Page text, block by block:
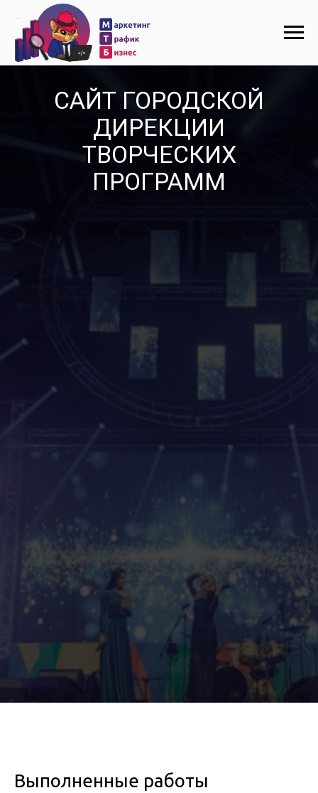
САЙТ ГОРОДСКОЙ
ДИРЕКЦИИ
ТВОРЧЕСКИХ
ПРОГРАММ
Выполненные работы